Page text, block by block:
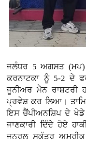
ਜਲੰਧਰ 5 ਅਗਸਤ (ਮਪ)
ਕਰਨਾਟਕਾ ਨੂੰ 5-2 ਦੇ
ਜੂਨੀਅਰ ਮੈਨ ਰਾਸ਼ਟਰੀ
ਪ੍ਰਵੇਸ਼ ਕਰ ਲਿਆ।
ਇਸ ਚੈਂਪੀਅਨਸ਼ਿਪ ਦੇ ਖੇਡੇ
ਜਾਣਕਾਰੀ ਦਿੰਦੇ ਹੋਏ
ਜਨਰਲ ਸਕੱਤਰ